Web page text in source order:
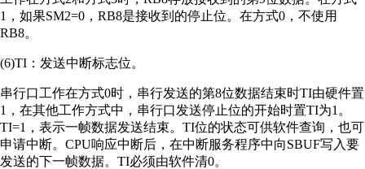
1，如果SM2=0，RB8是接收到的停止位。在方式0，不使用
RB8。
(6)TI：发送中断标志位。
串行口工作在方式0时，串行发送的第8位数据结束时TI由硬件置
1，在其他工作方式中，串行口发送停止位的开始时置TI为1。
TI=1，表示一帧数据发送结束。TI位的状态可供软件查询，也可
申请中断。CPU响应中断后，在中断服务程序中向SBUF写入要
发送的下一帧数据。TI必须由软件清0。